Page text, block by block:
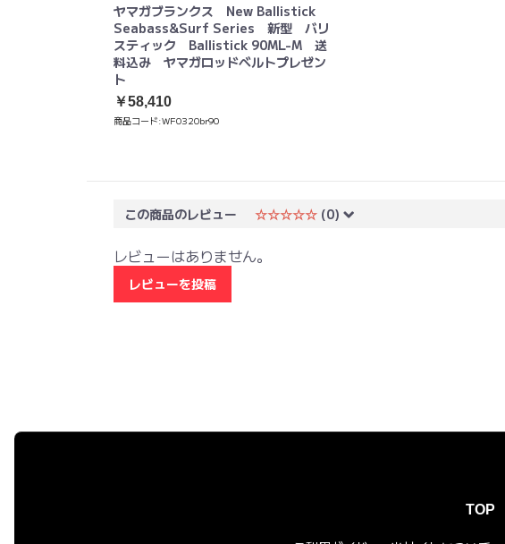
ヤマガブランクス New Ballistick
Seabass&Surf Series 新型 バリ
スティック Ballistick 90ML-M 送
料込み ヤマガロッドベルトプレゼン
ト
￥58,410
商品コード:WF0320br90
この商品のレビュー ☆☆☆☆☆ (0)
レビューはありません。
レビューを投稿
TOP